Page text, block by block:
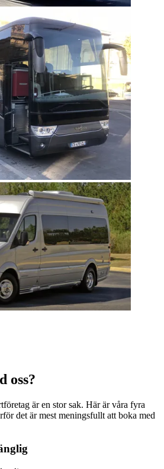
oss?
är en stor sak. Här är våra fyra
det är mest meningsfullt att boka med